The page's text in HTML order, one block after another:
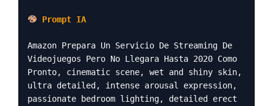
Prompt IA
Amazon Prepara Un Servicio De Streaming De
Videojuegos Pero No Llegara Hasta 2020 Como
Pronto, cinematic scene, wet and shiny skin,
ultra detailed, intense arousal expression,
passionate bedroom lighting, detailed erect